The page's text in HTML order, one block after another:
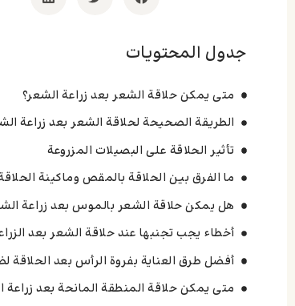
جدول المحتويات
متى يمكن حلاقة الشعر بعد زراعة الشعر؟
الطريقة الصحيحة لحلاقة الشعر بعد زراعة
تأثير الحلاقة على البصيلات المزروعة
ما الفرق بين الحلاقة بالمقص وماكينة
هل يمكن حلاقة الشعر بالموس بعد زراعة
أخطاء يجب تجنبها عند حلاقة الشعر بعد
أفضل طرق العناية بفروة الرأس بعد الحلاقة
متى يمكن حلاقة المنطقة المانحة بعد زراعة